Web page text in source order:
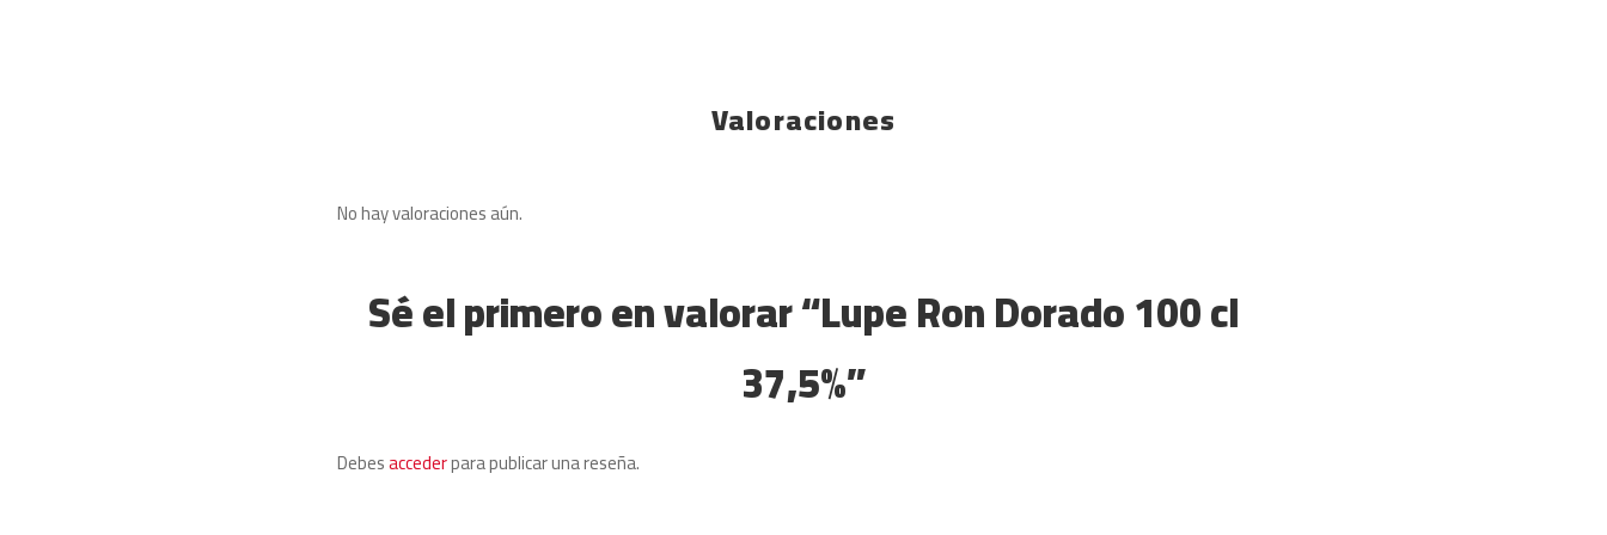
Valoraciones
No hay valoraciones aún.
Sé el primero en valorar “Lupe Ron Dorado 100 cl
37,5%”
Debesaccederpara publicar una reseña.